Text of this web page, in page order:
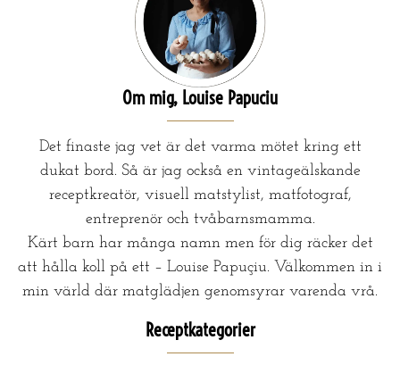
Om mig, Louise Papuciu
Det finaste jag vet är det varma mötet kring ett
dukat bord. Så är jag också en vintageälskande
receptkreatör, visuell matstylist, matfotograf,
entreprenör och tvåbarnsmamma.
Kärt barn har många namn men för dig räcker det
att hålla koll på ett – Louise Papuçiu. Välkommen in i
min värld där matglädjen genomsyrar varenda vrå.
Receptkategorier